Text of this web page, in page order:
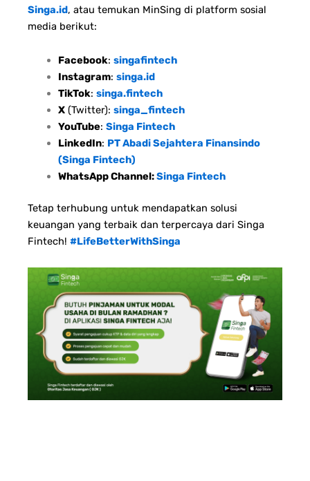
Singa.id, atau temukan MinSing di platform sosial
media berikut:
Facebook: singafintech
Instagram: singa.id
TikTok: singa.fintech
X(Twitter): singa_fintech
YouTube: Singa Fintech
LinkedIn: PT Abadi Sejahtera Finansindo
(Singa Fintech)
WhatsApp Channel:Singa Fintech
Tetap terhubung untuk mendapatkan solusi
keuangan yang terbaik dan terpercaya dari Singa
Fintech! #LifeBetterWithSinga